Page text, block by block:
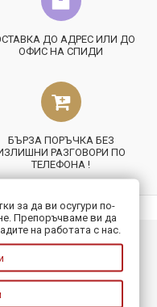
ДО АДРЕС ИЛИ ДО
ОФИС НА СПИДИ
БЪРЗА ПОРЪЧКА БЕЗ
РАЗГОВОРИ ПО
ТЕЛЕФОНА !
за да ви осугури по-
Препоръчваме ви да
на работата с нас.